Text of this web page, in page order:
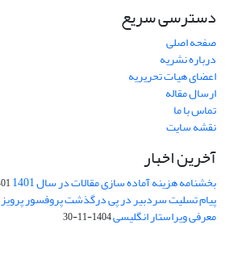
دسترسی سریع
صفحه اصلی
درباره نشریه
اعضای هیات تحریریه
ارسال مقاله
تماس با ما
نقشه سایت
آخرین اخبار
بخشنامه هزینه آماده سازی مقالات در سال 1401 29
پیام تسلیت سردبیر در پی درگذشت پروفسور
معرفی ویراستار انگلیسی1404-11-30